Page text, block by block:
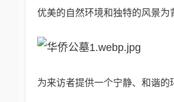
优美的自然环境和独特的风景为
为来访者提供一个宁静、和谐的